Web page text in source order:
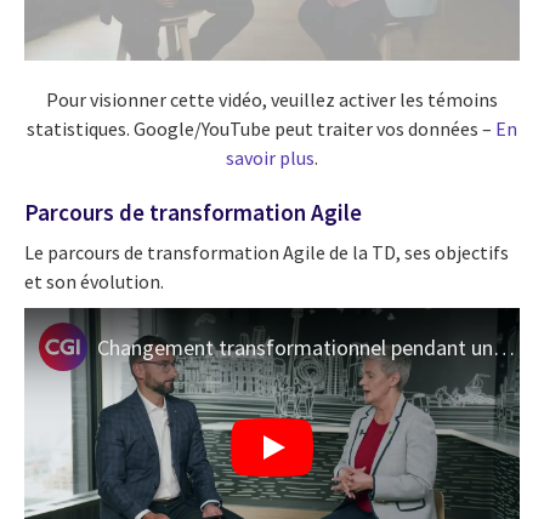
Pour visionner cette vidéo, veuillez activer les témoins
statistiques. Google/YouTube peut traiter vos données – En
savoir plus.
Parcours de transformation Agile
Le parcours de transformation Agile de la TD, ses objectifs
et son évolution.
Changement transformationnel pendant une pandémie